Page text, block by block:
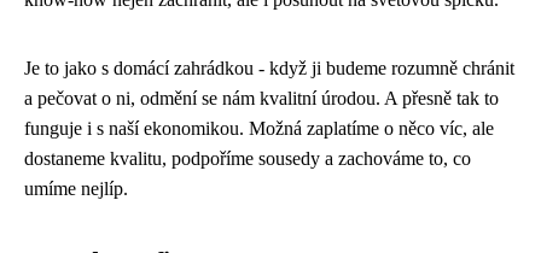
Je to jako s domácí zahrádkou - když ji budeme rozumně chránit
a pečovat o ni, odmění se nám kvalitní úrodou. A přesně tak to
funguje i s naší ekonomikou. Možná zaplatíme o něco víc, ale
dostaneme kvalitu, podpoříme sousedy a zachováme to, co
umíme nejlíp.